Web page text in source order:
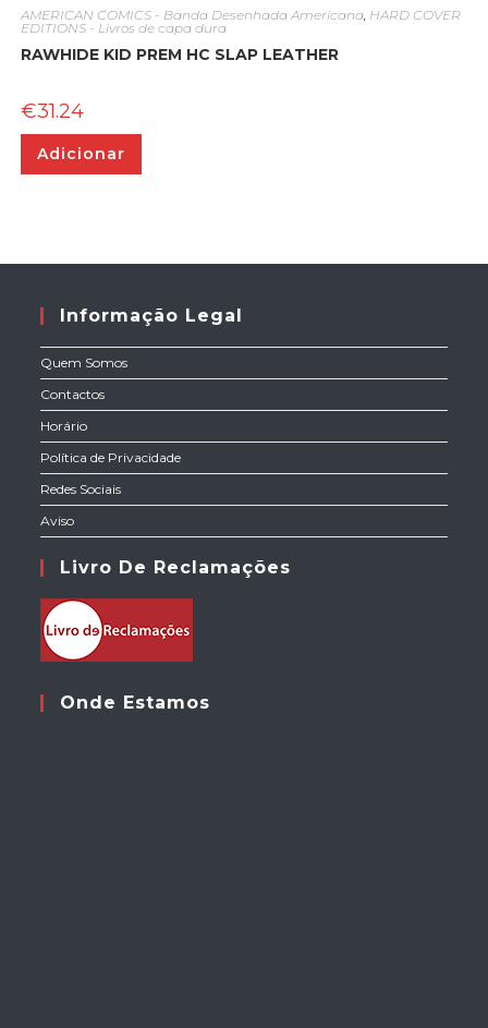
AMERICAN COMICS - Banda Desenhada Americana, HARD COVER
EDITIONS - Livros de capa dura
RAWHIDE KID PREM HC SLAP LEATHER
€31.24
Adicionar
Informação Legal
Quem Somos
Contactos
Horário
Política de Privacidade
Redes Sociais
Aviso
Livro De Reclamações
Onde Estamos